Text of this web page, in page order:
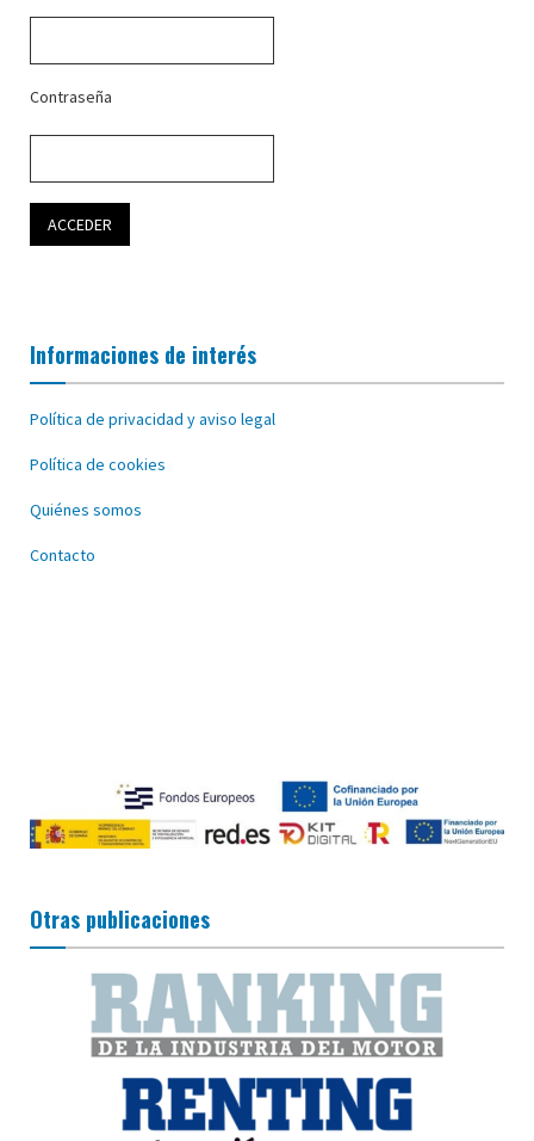
Contraseña
Informaciones de interés
Política de privacidad y aviso legal
Política de cookies
Quiénes somos
Contacto
Otras publicaciones